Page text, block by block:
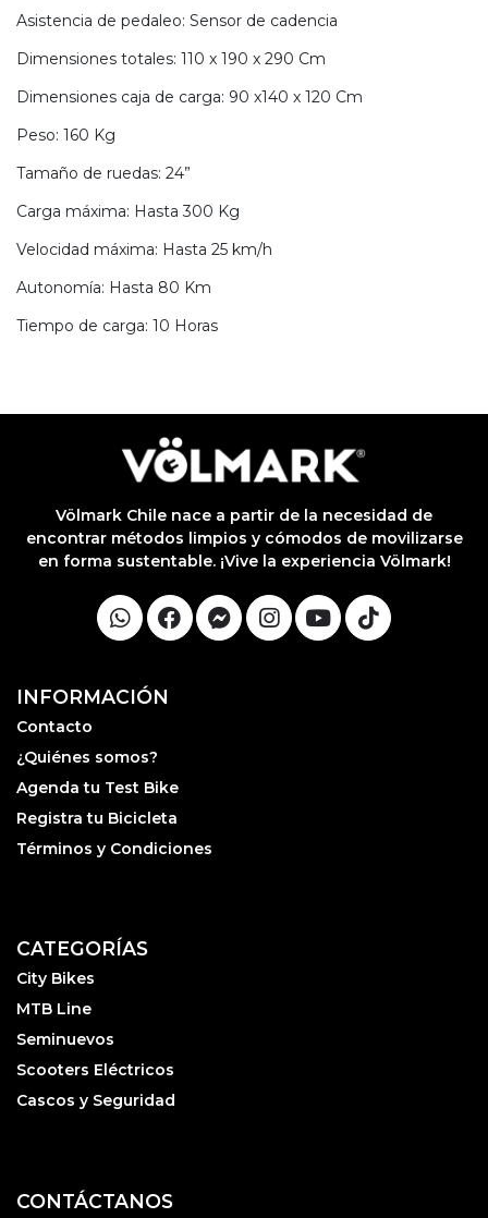
por
No
Asistencia de pedaleo: Sensor de cadencia
Dimensiones totales: 110 x 190 x 290 Cm
Dimensiones caja de carga: 90 x140 x 120 Cm
Peso: 160 Kg
Tamaño de ruedas: 24”
Carga máxima: Hasta 300 Kg
Velocidad máxima: Hasta 25 km/h
Autonomía: Hasta 80 Km
Tiempo de carga: 10 Horas
Völmark Chile nace a partir de la necesidad de
encontrar métodos limpios y cómodos de movilizarse
en forma sustentable. ¡Vive la experiencia Völmark!
INFORMACIÓN
Contacto
¿Quiénes somos?
Agenda tu Test Bike
Registra tu Bicicleta
Términos y Condiciones
CATEGORÍAS
City Bikes
MTB Line
Seminuevos
Scooters Eléctricos
Cascos y Seguridad
CONTÁCTANOS